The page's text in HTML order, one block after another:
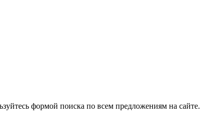
формой поиска по всем предложениям на сайте.